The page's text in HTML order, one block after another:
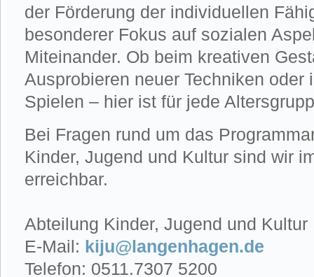
der Förderung der individuellen
besonderer Fokus auf sozialen
Miteinander. Ob beim kreativen
Ausprobieren neuer Techniken oder
Spielen – hier ist für jede
Bei Fragen rund um das
Kinder, Jugend und Kultur sind wir
erreichbar.
Abteilung Kinder, Jugend und Kultur
E-Mail: kiju@langenhagen.de
Telefon: 0511.7307 5200